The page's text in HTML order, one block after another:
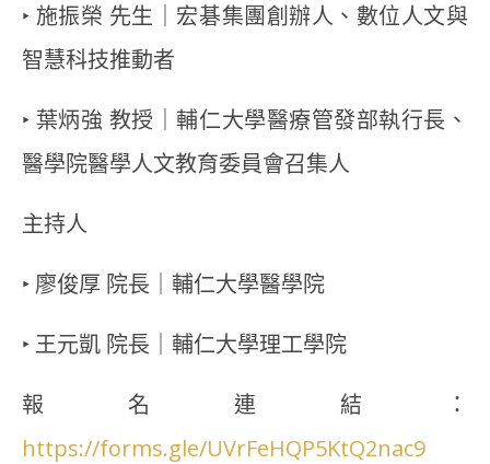
‣ 施振榮 先生｜宏碁集團創辦人、數位人文與
智慧科技推動者
‣ 葉炳強 教授｜輔仁大學醫療管發部執行長、
醫學院醫學人文教育委員會召集人
主持人
‣ 廖俊厚 院長｜輔仁大學醫學院
‣ 王元凱 院長｜輔仁大學理工學院
報名連結：
https://forms.gle/UVrFeHQP5KtQ2nac9